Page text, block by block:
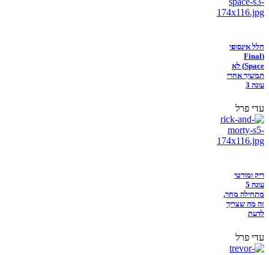
חלל אינסופי
(Final
Space) לא
תמשיך אחרי
עונה 3
עדי פרל
ריק ומורטי
עונה 5
מתחילה מחר,
זה מה שצריך
לדעת
עדי פרל